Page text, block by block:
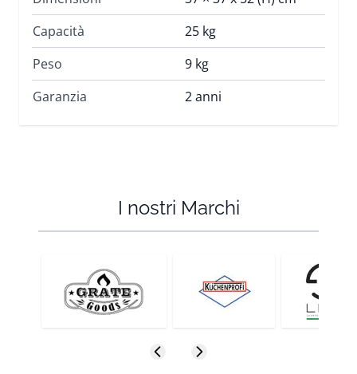
Capacità
25 kg
Peso
9 kg
Garanzia
2 anni
I nostri Marchi